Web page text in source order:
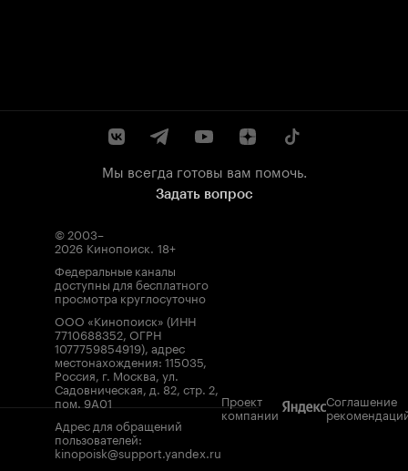
Мы всегда готовы вам помочь.
Задать вопрос
© 2003–
2026 Кинопоиск. 18+
Федеральные каналы
доступны для бесплатного
просмотра круглосуточно
ООО «Кинопоиск» (ИНН
7710688352, ОГРН
1077759854919), адрес
местонахождения: 115035,
Россия, г. Москва, ул.
Садовническая, д. 82, стр. 2,
пом. 9А01
Адрес для обращений
пользователей:
kinopoisk@support.yandex.ru
Проект
компании
Соглашение